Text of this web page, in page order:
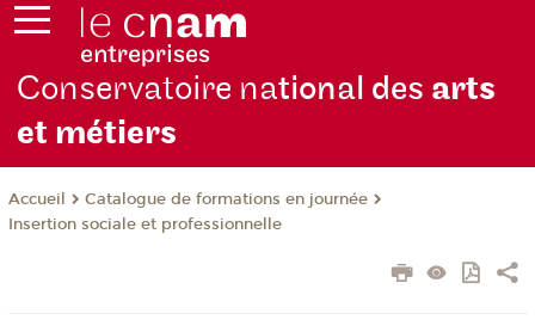
Conservatoire national des arts
et métiers
Accueil
Catalogue de formations en journée
Insertion sociale et professionnelle